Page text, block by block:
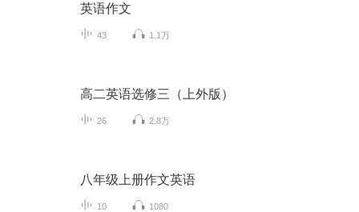
英语作文
43 1.1万
高二英语选修三（上外版）
26 2.8万
八年级上册作文英语
10 1080